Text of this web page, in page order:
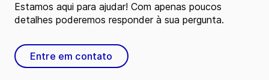
Estamos aqui para ajudar! Com apenas poucos
detalhes poderemos responder à sua pergunta.
Entre em contato